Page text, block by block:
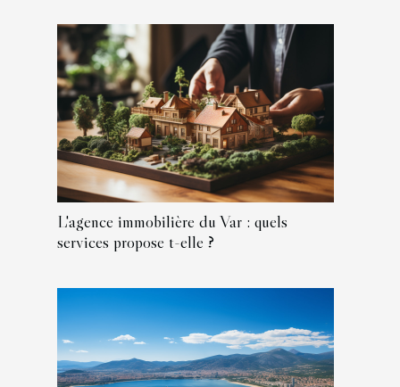
L'agence immobilière du Var : quels
services propose t-elle ?